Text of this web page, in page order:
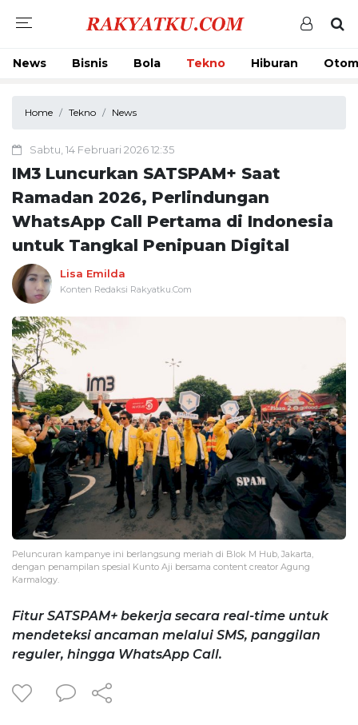
News Bisnis Bola Tekno Hiburan
Home Tekno News
Sabtu, 14 Februari 2026 12:35
IM3 Luncurkan SATSPAM+ Saat
Ramadan 2026, Perlindungan
WhatsApp Call Pertama di Indonesia
untuk Tangkal Penipuan Digital
Lisa Emilda
Konten Redaksi Rakyatku.Com
Peluncuran kampanye ini berlangsung meriah di Blok M Hub, Jakarta,
dengan penampilan spesial Kunto Aji bersama content creator Agung
Karmalogy.
Fitur SATSPAM+ bekerja secara real-time untuk
mendeteksi ancaman melalui SMS, panggilan
reguler, hingga WhatsApp Call.